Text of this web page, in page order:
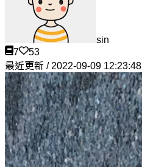
sin
7
53
最近更新 / 2022-09-09 12:23:48